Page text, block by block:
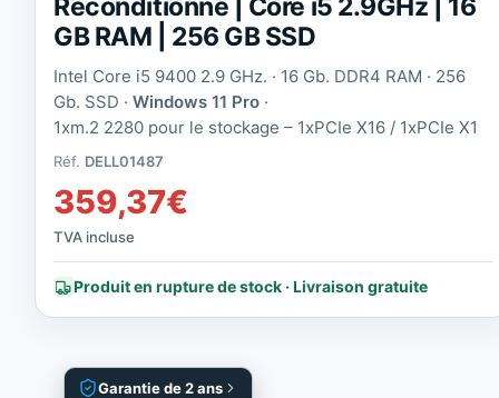
Garantie de 2 ans
Reconditionné | Core i5 2.9GHz | 16
GB RAM | 256 GB SSD
Intel Core i5 9400 2.9 GHz. · 16 Gb. DDR4 RAM · 256
Gb. SSD ·Windows 11 Pro ·
1xm.2 2280 pour le stockage – 1xPCIe X16 / 1xPCIe X1
Réf. DELL01487
359,37€
TVA incluse
Produit en rupture de stock · Livraison gratuite